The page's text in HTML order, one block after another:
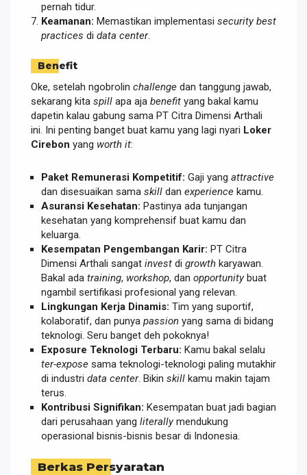
pernah tidur.
Keamanan: Memastikan implementasi security best
practices di data center.
Benefit
Oke, setelah ngobrolin challenge dan tanggung jawab,
sekarang kita spill apa aja benefit yang bakal kamu
dapetin kalau gabung sama PT Citra Dimensi Arthali
ini. Ini penting banget buat kamu yang lagi nyari Loker
Cirebon yang worth it:
Paket Remunerasi Kompetitif: Gaji yang attractive
dan disesuaikan sama skill dan experience kamu.
Asuransi Kesehatan: Pastinya ada tunjangan
kesehatan yang komprehensif buat kamu dan
keluarga.
Kesempatan Pengembangan Karir: PT Citra
Dimensi Arthali sangat invest di growth karyawan.
Bakal ada training, workshop, dan opportunitybuat
ngambil sertifikasi profesional yang relevan.
Lingkungan Kerja Dinamis: Tim yang suportif,
kolaboratif, dan punya passion yang sama di bidang
teknologi. Seru banget deh pokoknya!
Exposure Teknologi Terbaru: Kamu bakal selalu
ter-expose sama teknologi-teknologi paling mutakhir
di industri data center. Bikin skill kamu makin tajam
terus.
Kontribusi Signifikan: Kesempatan buat jadi bagian
dari perusahaan yang literallymendukung
operasional bisnis-bisnis besar di Indonesia.
Berkas Persyaratan